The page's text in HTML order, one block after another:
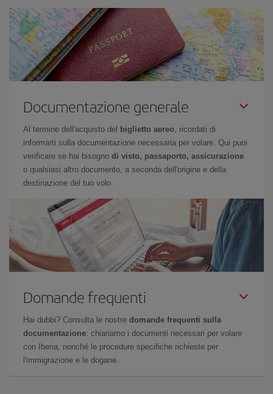
Documentazione generale
Al termine dell'acquisto del biglietto aereo, ricordati di
informarti sulla documentazione necessaria per volare. Qui puoi
verificare se hai bisogno di visto, passaporto, assicurazione
o qualsiasi altro documento, a seconda dell'origine e della
destinazione del tuo volo.
Domande frequenti
Hai dubbi? Consulta le nostre domande frequenti sulla
documentazione: chiariamo i documenti necessari per volare
con Iberia, nonché le procedure specifiche richieste per
l'immigrazione e le dogane.